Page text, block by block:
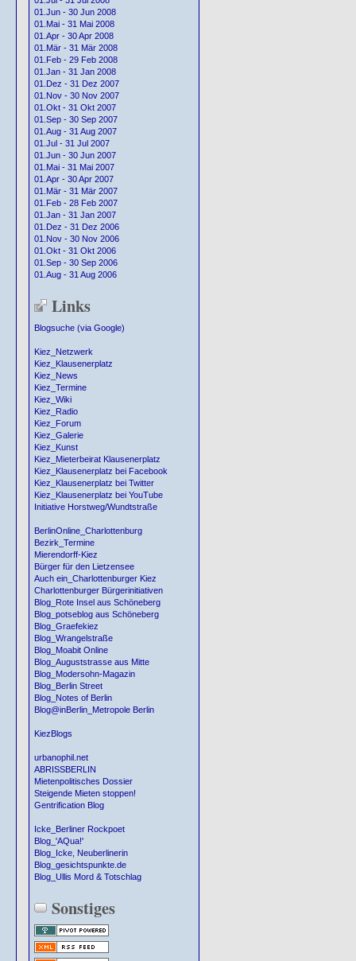
01.Jun - 30 Jun 2008
01.Mai - 31 Mai 2008
01.Apr - 30 Apr 2008
01.Mär - 31 Mär 2008
01.Feb - 29 Feb 2008
01.Jan - 31 Jan 2008
01.Dez - 31 Dez 2007
01.Nov - 30 Nov 2007
01.Okt - 31 Okt 2007
01.Sep - 30 Sep 2007
01.Aug - 31 Aug 2007
01.Jul - 31 Jul 2007
01.Jun - 30 Jun 2007
01.Mai - 31 Mai 2007
01.Apr - 30 Apr 2007
01.Mär - 31 Mär 2007
01.Feb - 28 Feb 2007
01.Jan - 31 Jan 2007
01.Dez - 31 Dez 2006
01.Nov - 30 Nov 2006
01.Okt - 31 Okt 2006
01.Sep - 30 Sep 2006
01.Aug - 31 Aug 2006
Links
Blogsuche (via Google)
Kiez_Netzwerk
Kiez_Klausenerplatz
Kiez_News
Kiez_Termine
Kiez_Wiki
Kiez_Radio
Kiez_Forum
Kiez_Galerie
Kiez_Kunst
Kiez_Mieterbeirat Klausenerplatz
Kiez_Klausenerplatz bei Facebook
Kiez_Klausenerplatz bei Twitter
Kiez_Klausenerplatz bei YouTube
Initiative Horstweg/Wundtstraße
BerlinOnline_Charlottenburg
Bezirk_Termine
Mierendorff-Kiez
Bürger für den Lietzensee
Auch ein_Charlottenburger Kiez
Charlottenburger Bürgerinitiativen
Blog_Rote Insel aus Schöneberg
Blog_potseblog aus Schöneberg
Blog_Graefekiez
Blog_Wrangelstraße
Blog_Moabit Online
Blog_Auguststrasse aus Mitte
Blog_Modersohn-Magazin
Blog_Berlin Street
Blog_Notes of Berlin
Blog@inBerlin_Metropole Berlin
KiezBlogs
urbanophil.net
ABRISSBERLIN
Mietenpolitisches Dossier
Steigende Mieten stoppen!
Gentrification Blog
Icke_Berliner Rockpoet
Blog_'AQua!'
Blog_Icke, Neuberlinerin
Blog_gesichtspunkte.de
Blog_Ullis Mord & Totschlag
Sonstiges